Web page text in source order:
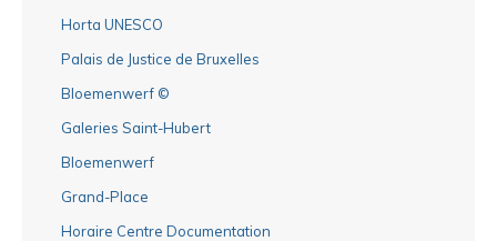
Horta UNESCO
Palais de Justice de Bruxelles
Bloemenwerf ©
Galeries Saint-Hubert
Bloemenwerf
Grand-Place
Horaire Centre Documentation